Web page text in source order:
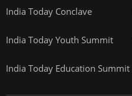
India Today Conclave
India Today Youth Summit
India Today Education Summit